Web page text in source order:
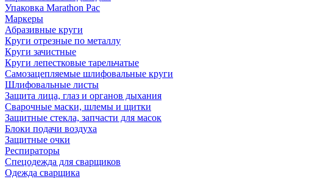
Упаковка Marathon Pac
Маркеры
Абразивные круги
Круги отрезные по металлу
Круги зачистные
Круги лепестковые тарельчатые
Самозацепляемые шлифовальные круги
Шлифовальные листы
Защита лица, глаз и органов дыхания
Сварочные маски, шлемы и щитки
Защитные стекла, запчасти для масок
Блоки подачи воздуха
Защитные очки
Респираторы
Спецодежда для сварщиков
Одежда сварщика